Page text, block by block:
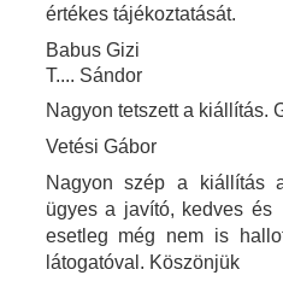
értékes tájékoztatását.
Babus Gizi
T.... Sándor
Nagyon tetszett a kiállítás.
Vetési Gábor
Nagyon szép a kiállítás
ügyes a javító, kedves
esetleg még nem is
látogatóval. Köszönjük